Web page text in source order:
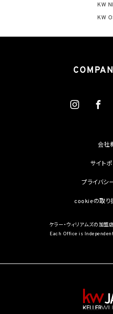
4.2 当社は、違法又は不当な行為を助長し、
5. 個人情報の適正な取得
情報保護法第2条第3項に定義されるものを意
を学術研究目的で取得する必要があるとき
部が学術研究目的である場合を含み、個人
保護法第57条第1項各号に掲げる者その他
(4) 本人を目視し、又は撮影することにより
(5) 第三者から要配慮個人情報の提供を受
5.3 当社は、第三者から個人情報の提供を
該個人情報の提供が第4.1項各号のいずれ
かに該当する場合を除きます。
管理が図られるよう、当社の従業員に対し、
は、個人情報の取扱いの全部又は一部を委
KW
KW
会社
サイト
プライバシ
cookieの取り
ケラー・ウィリアムズの加盟
Each Office is